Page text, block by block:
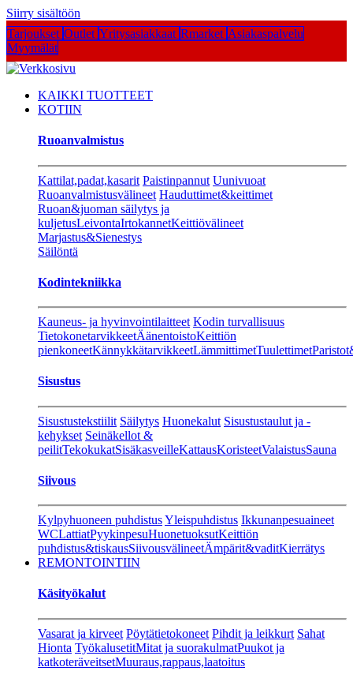
Siirry sisältöön
Tarjoukset Outlet Yritysasiakkaat Rmarket Asiakaspalvelu
Myymälät
KAIKKI TUOTTEET
KOTIIN
Ruoanvalmistus
Kattilat,padat,kasarit Paistinpannut Uunivuoat
Ruoanvalmistusvälineet Hauduttimet&keittimet
Ruoan&juoman säilytys ja
kuljetusLeivontaIrtokannetKeittiövälineet
Marjastus&Sienestys
Säilöntä
Kodintekniikka
Kauneus- ja hyvinvointilaitteet Kodin turvallisuus
TietokonetarvikkeetÄänentoistoKeittiön
pienkoneetKännykkätarvikkeetLämmittimetTuulettimet
Sisustus
Sisustustekstiilit Säilytys Huonekalut Sisustustaulut ja -
kehykset Seinäkellot &
peilitTekokukatSisäkasveilleKattausKoristeetValaistusSauna
Siivous
Kylpyhuoneen puhdistusYleispuhdistus Ikkunanpesuaineet
WCLattiatPyykinpesuHuonetuoksutKeittiön
puhdistus&tiskausSiivousvälineetÄmpärit&vaditKierrätys
REMONTOINTIIN
Käsityökalut
Vasarat ja kirveet Pöytätietokoneet Pihdit ja leikkurt Sahat
Hionta TyökalusetitMitat ja suorakulmatPuukot ja
katkoteräveitsetMuuraus,rappaus,laatoitus